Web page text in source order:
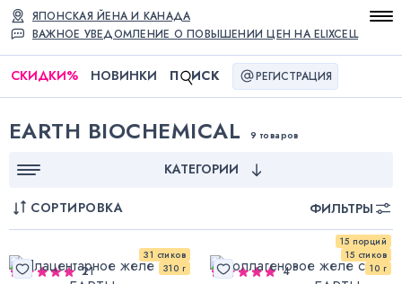
ВАЖНОЕ УВЕДОМЛЕНИЕ О ПОВЫШЕНИИ ЦЕН НА ELIXCELL
ЯПОНСКАЯ ЙЕНА И КАНАДА
СКИДКИ% НОВИНКИ П ИСК РЕГИСТРАЦИЯ
EARTH BIOCHEMICAL 9 товаров
КАТЕГОРИИ
СОРТИРОВКА ФИЛЬТРЫ
31 стиков
310 г
21
15 порций
15 стиков
10 г
4